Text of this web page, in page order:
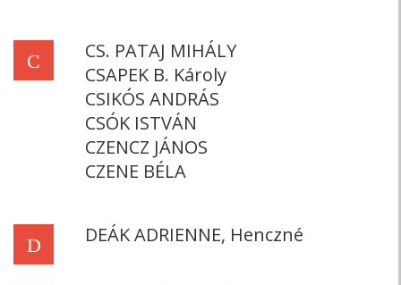
C
CS. PATAJ MIHÁLY
CSAPEK B. Károly
CSIKÓS ANDRÁS
CSÓK ISTVÁN
CZENCZ JÁNOS
CZENE BÉLA
D DEÁK ADRIENNE, Henczné